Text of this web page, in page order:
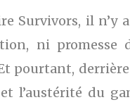
Survivors, il n’y
ni promesse
pourtant,
l’austérité du